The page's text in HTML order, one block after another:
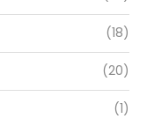
(18)
(20)
(1)